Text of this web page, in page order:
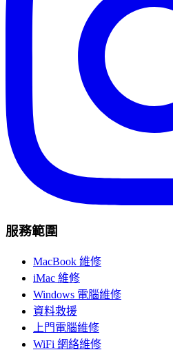
服務範圍
MacBook 維修
iMac 維修
Windows 電腦維修
資料救援
上門電腦維修
WiFi 網絡維修